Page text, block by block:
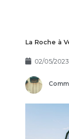
La Roche à
02/05/2023